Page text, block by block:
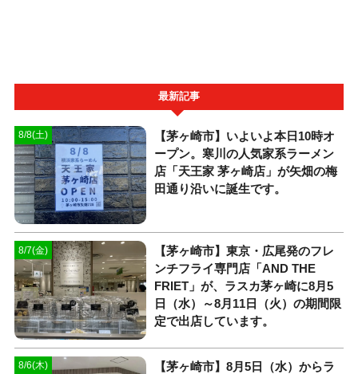
最新記事
8/8(土)
【茅ヶ崎市】いよいよ本日10時オ
ープン。寒川の人気家系ラーメン
店「天王家 茅ヶ崎店」が矢畑の梅
田通り沿いに誕生です。
8/7(金)
【茅ヶ崎市】東京・広尾発のフレ
ンチフライ専門店「AND THE
FRIET」が、ラスカ茅ヶ崎に8月5
日（水）～8月11日（火）の期間限
定で出店しています。
8/6(木)
【茅ヶ崎市】8月5日（水）からラ